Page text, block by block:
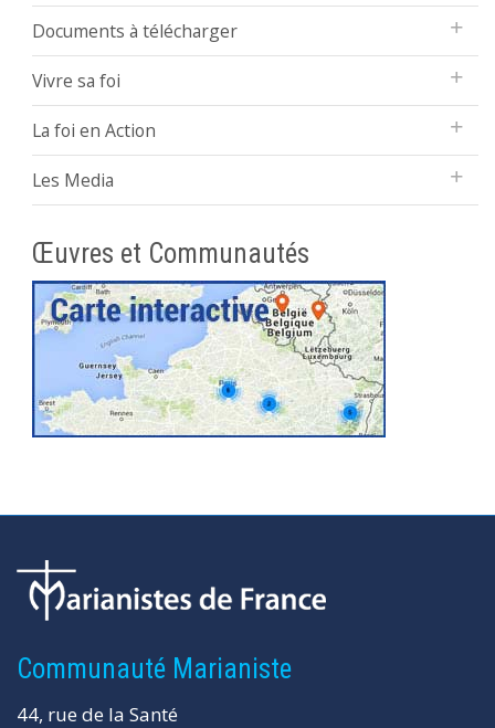
Documents à télécharger
Vivre sa foi
La foi en Action
Les Media
Œuvres et Communautés
Communauté Marianiste
44, rue de la Santé